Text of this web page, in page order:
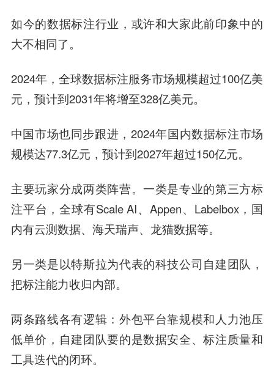
如今的数据标注行业，或许和大家此前印象中的
大不相同了。
2024年，全球数据标注服务市场规模超过100亿美
元，预计到2031年将增至328亿美元。
中国市场也同步跟进，2024年国内数据标注市场
规模达77.3亿元，预计到2027年超过150亿元。
主要玩家分成两类阵营。一类是专业的第三方标
注平台 ，全球有Scale AI、Appen、Labelbox，国
内有云测数据、海天瑞声、龙猫数据等。
另一类是以特斯拉为代表的科技公司自建团队 ，
把标注能力收归内部。
两条路线各有逻辑：外包平台靠规模和人力池压
低单价，自建团队要的是数据安全、标注质量和
工具迭代的闭环。